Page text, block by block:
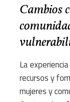
Cambios
La
recursos y
mujeres y